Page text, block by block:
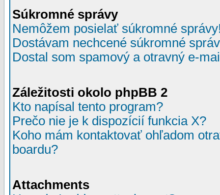
Súkromné správy
Nemôžem posielať súkromné
Dostávam nechcené súkromné
Dostal som spamový a otravný e-
Záležitosti okolo phpBB 2
Kto napísal tento program?
Prečo nie je k dispozícií funkcia X?
Koho mám kontaktovať ohľadom
boardu?
Attachments